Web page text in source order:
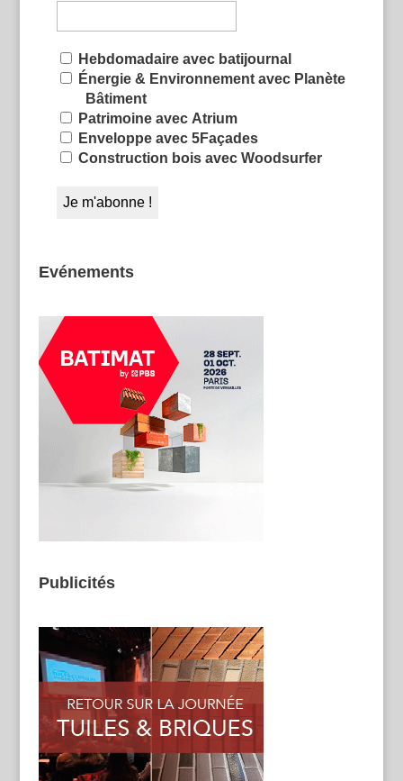
Hebdomadaire avec batijournal
Énergie & Environnement avec Planète
Bâtiment
Patrimoine avec Atrium
Enveloppe avec 5Façades
Construction bois avec Woodsurfer
Evénements
Publicités